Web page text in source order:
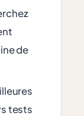
de
tests